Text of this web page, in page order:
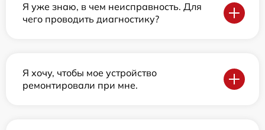
Я уже знаю, в чем неисправность. Для
чего проводить диагностику?
Я хочу, чтобы мое устройство
ремонтировали при мне.